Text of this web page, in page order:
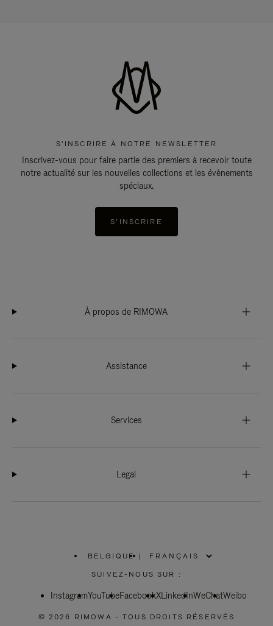
S'INSCRIRE À NOTRE NEWSLETTER
Inscrivez-vous pour faire partie des premiers à recevoir toute
notre actualité sur les nouvelles collections et les évènements
spéciaux.
S'INSCRIRE
À propos de RIMOWA
Assistance
Services
Legal
BELGIQUE
SÉLECTIONNEZ
VOTRE
|
SUIVEZ-NOUS SUR :
InstagramYouTubeFacebookXLinkedInWeChatWeibo
© 2026 RIMOWA - TOUS DROITS RÉSERVÉS